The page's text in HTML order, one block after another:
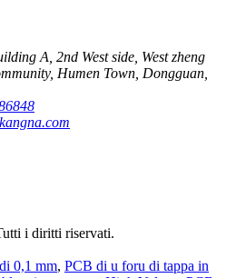
A, 2nd West side, West zheng
Humen Town, Dongguan,
i diritti riservati.
0,1 mm, PCB di u foru di tappa in